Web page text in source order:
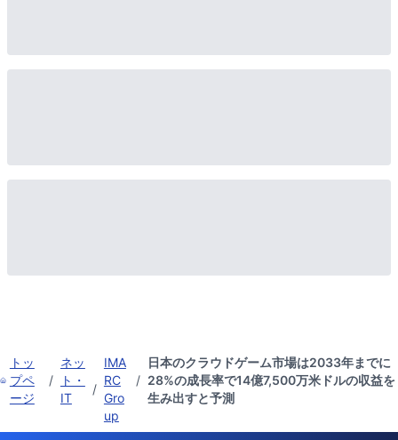
トッ
プペ
ージ
/
ネッ
ト・
IT
/
IMA
RC
Gro
up
/
日本のクラウドゲーム市場は2033年までに
28%の成長率で14億7,500万米ドルの収益を
生み出すと予測